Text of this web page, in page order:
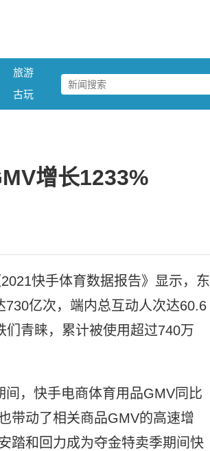
旅游
古玩
增长1233%
快手体育数据报告》显示，东
亿次，端内总互动人次达60.6
青睐，累计被使用超过740万
，快手电商体育用品GMV同比
带动了相关商品GMV的高速增
踏和回力成为夺金特卖季期间快